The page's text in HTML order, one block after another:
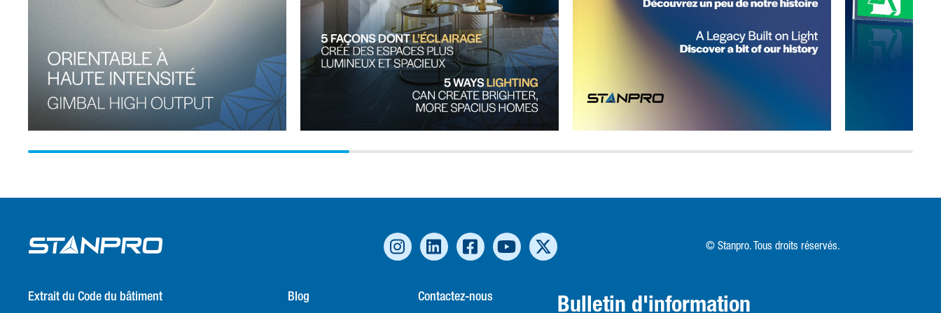
question est que, lorsque vous achetez une ampoule ou un
tube, vous payez des éco-participations qui contribuent à
pour un tube fluorescent de 2 pieds (ou moins) s'élève à
environ 0,30 ¢ par unité. Ces frais sont ajoutés au prix de
vente du tube et sont ensuite reversés au programme par
les membres du programme Product Care. Il est dans votre
intérêt de profiter de ce service de recyclage ! Si vous avez
gratuit. C'est aussi simple que cela ! Rechercher un site
Lilly Cao dansArchDaily, l'auteur aborde la question de la
perception de l'ampleur de l'espace en fonction du type
d'éclairage utilisé. Pour en savoir plus, cliquez ici :
Comment agrandir virtuellement les espaces grâce à un bon
éclairageLetroisième avantage de l'éclairage en
architecture est sa dimension technique. Les progrès
constants de la technologie LED ouvrent la voie à des
améliorations énergétiques, entre autres, ainsi qu'à des
la composante économique d'un projet doit être
énergétique afin de garantir des économies de coûts et
d'énergie et d'assurer la rentabilité de l'investissement
notre article sur l'effet croisé de la conversion de
pleine puissance que lorsque c'est nécessaire. Un autre
avantage de l'installation de luminaires programmables est
la réduction des coûts résultant de l'amélioration de la
luminaire qui fonctionne au maximum de sa capacité non
lorsqu'il détecte la lumière naturelle. Stanpro propose
étanches à la vapeur, des luminaires de grande hauteur et
gestionnaires immobiliers qui cherchent à réduire la
aux toilettes, etc. Le contrôle du niveau d'éclairage
© Stanpro. Tous droits réservés.
Extrait du Code du bâtiment Blog Contactez-nous Bulletin d'information